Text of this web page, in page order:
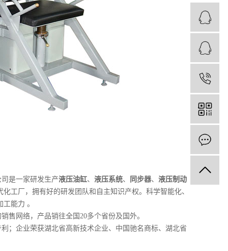
是一家研发生产液压油缸、 液压系统、 同步器、 液压制动
工厂，拥有好的研发团队和自主知识产权。科学智能化、
能力 。
售网络，产品销往全国20多个省份及国外。
；企业荣获湖北省高新技术企业、中国驰名商标、湖北省